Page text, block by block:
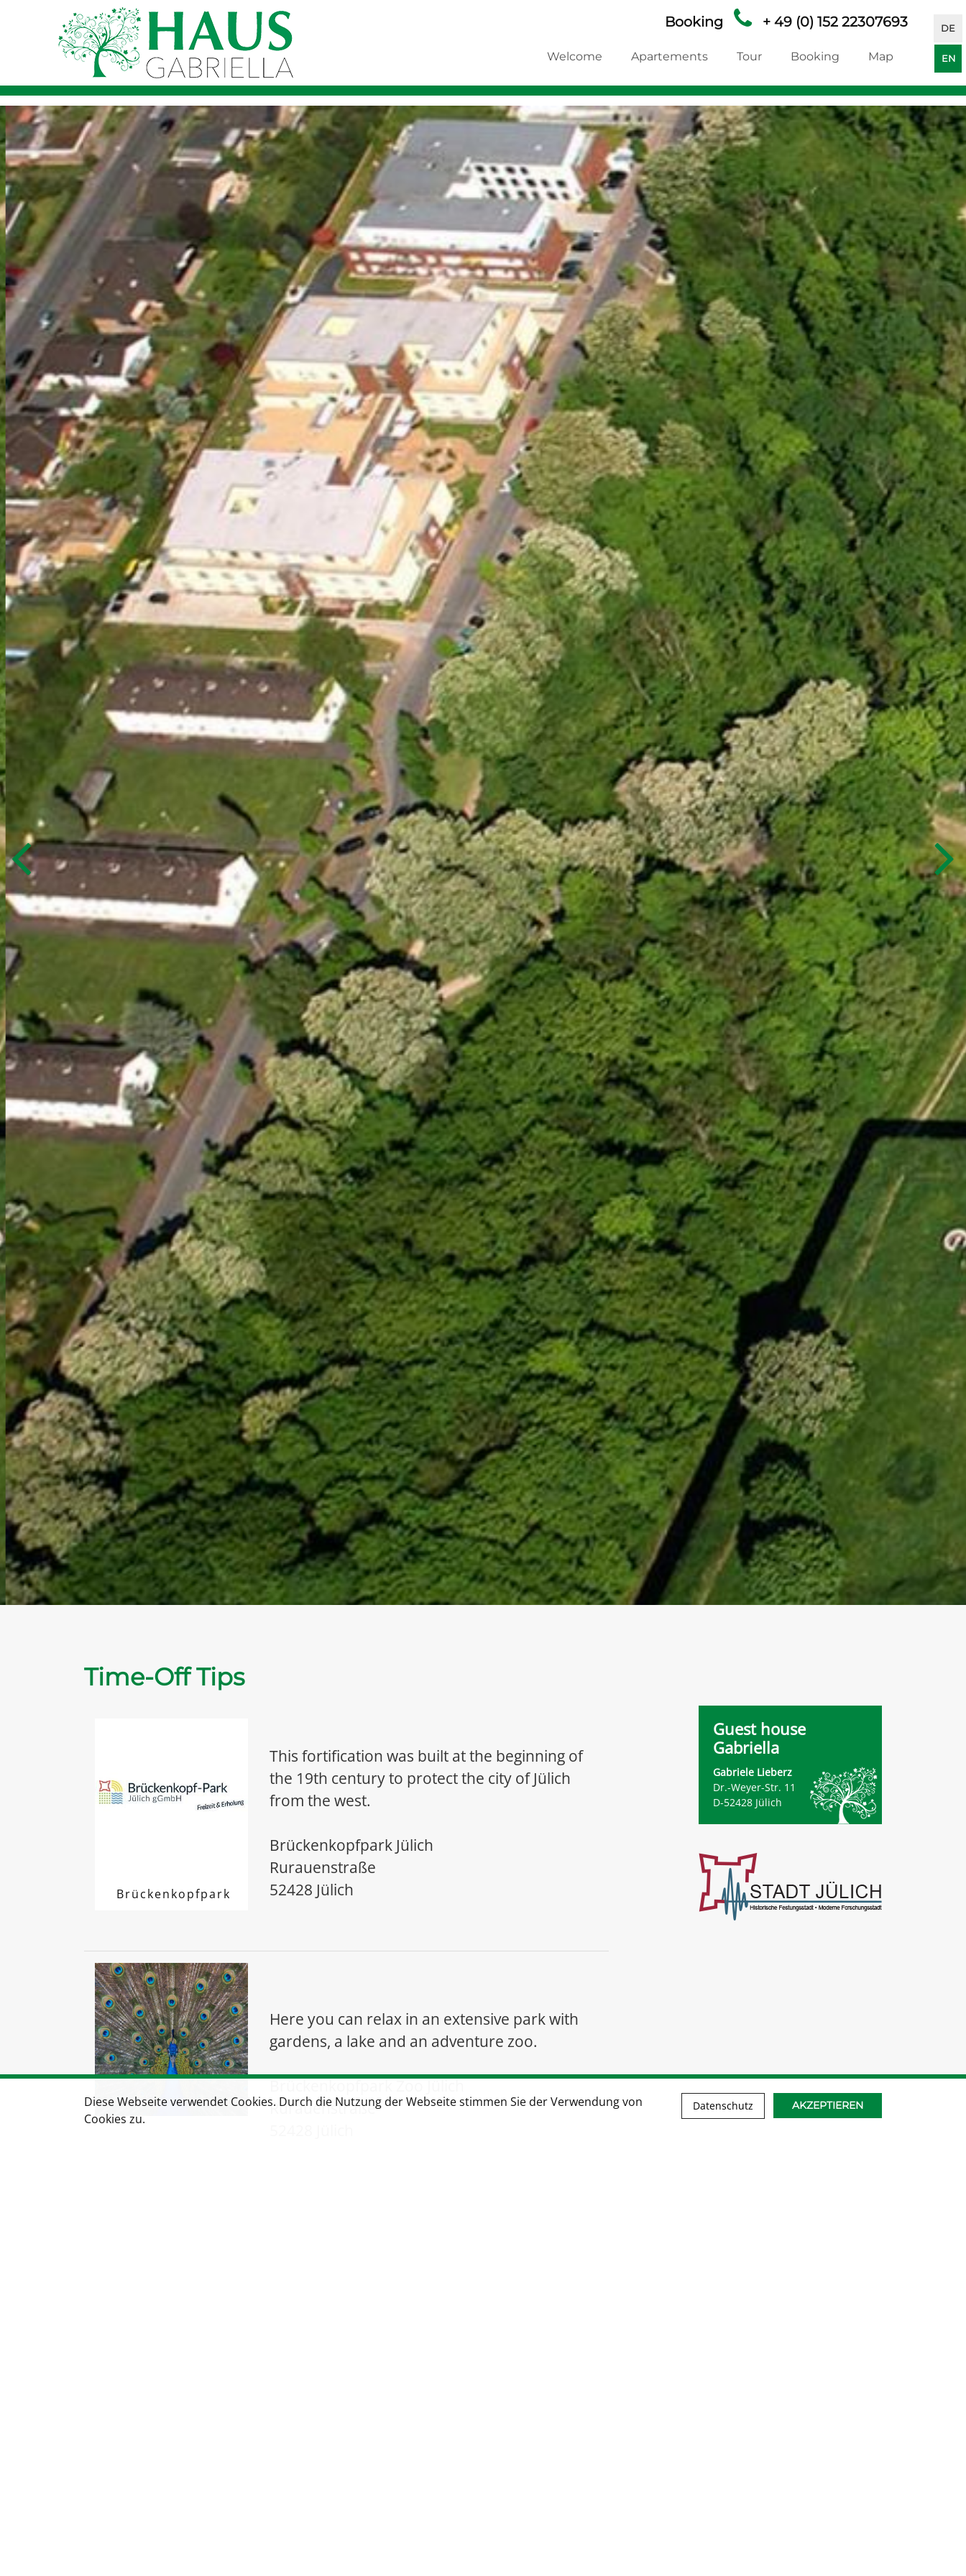
AKZEPTIEREN
Datenschutz
Diese Webseite verwendet Cookies. Durch die Nutzung der Webseite stimmen Sie der Verwendung von
Cookies zu.
Booking + 49 (0) 152 22307693
Welcome Apartements Tour Booking Map
CASTLE FORTRESS CITADEL
from the 16th century
Time-Off Tips
Brückenkopfpark
This fortification was built at the beginning of
the 19th century to protect the city of Jülich
from the west.
Brückenkopfpark Jülich
Rurauenstraße
52428 Jülich
Here you can relax in an extensive park with
gardens, a lake and an adventure zoo.
Rurauenstraße
Guest house
Gabriella
Gabriele Lieberz
Dr.-Weyer-Str. 11
D-52428 Jülich
DE
EN